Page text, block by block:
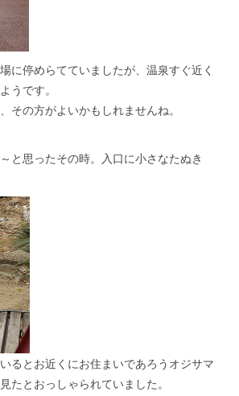
に停めらてていましたが、温泉すぐ近く
うです。
その方がよいかもしれませんね。
と思ったその時。入口に小さなたぬき
るとお近くにお住まいであろうオジサマ
たとおっしゃられていました。